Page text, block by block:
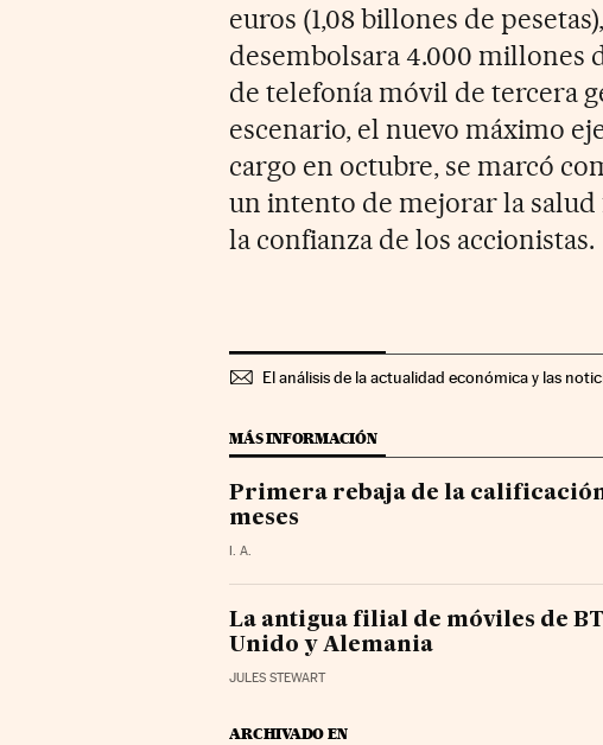
euros (1,08 billones de
desembolsara 4.000 millones
de telefonía móvil de tercera
escenario, el nuevo máximo
cargo en octubre, se marcó
un intento de mejorar la
la confianza de los accionistas.
El análisis de la actualidad económica y las
MÁS INFORMACIÓN
Primera rebaja de la
meses
I. A.
La antigua filial de móviles de
Unido y Alemania
JULES STEWART
ARCHIVADO EN